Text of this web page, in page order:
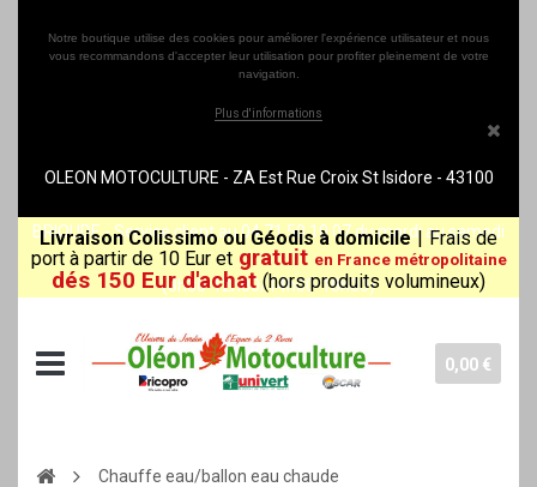
Notre boutique utilise des cookies pour améliorer l'expérience utilisateur et nous
vous recommandons d'accepter leur utilisation pour profiter pleinement de votre
navigation.
Plus d'informations
OLEON MOTOCULTURE - ZA Est Rue Croix St Isidore - 43100
BRIOUDE - Service client au 04 71 50 10 07 du mardi au samedi
(8h30-12h00/14h00-18h30)
Livraison Colissimo ou Géodis à domicile | Frais de
port à partir de 10 Eur et gratuit en France métropolitaine
dés 150 Eur d'achat (hors produits volumineux)
0,00 €
Chauffe eau/ballon eau chaude